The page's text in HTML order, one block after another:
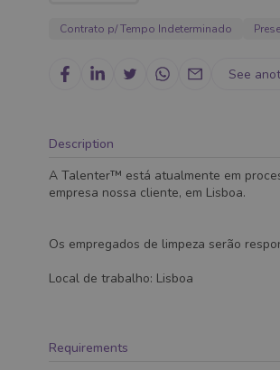
Contrato p/ Tempo Indeterminado
See
Description
A Talenter™ está atualmente em
empresa nossa cliente, em Lisboa.
Os empregados de limpeza serão
Local de trabalho: Lisboa
Requirements